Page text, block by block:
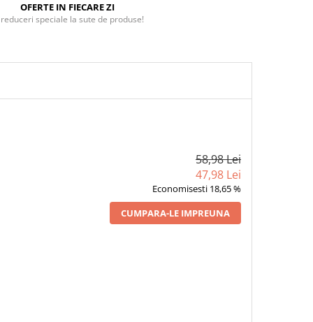
OFERTE IN FIECARE ZI
speciale la sute de produse!
58,98 Lei
47,98 Lei
Economisesti 18,65 %
CUMPARA-LE IMPREUNA